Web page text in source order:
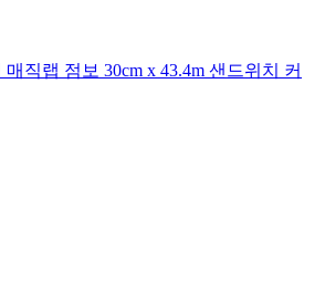
직랩 점보 30cm x 43.4m 샌드위치 커